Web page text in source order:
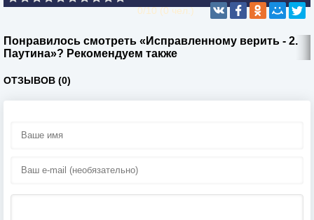
0/10 (0чел.)
Понравилось смотреть «Исправленному верить - 2.
Паутина»? Рекомендуем также
ОТЗЫВОВ (0)